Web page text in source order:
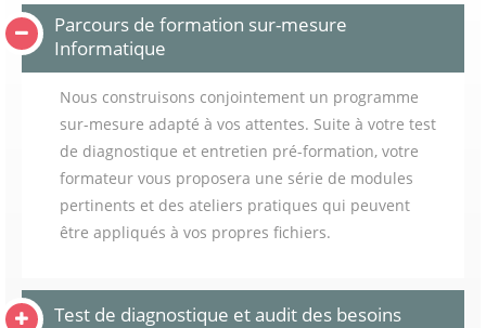
Parcours de formation sur-mesure
Informatique
Nous construisons conjointement un programme
sur-mesure adapté à vos attentes. Suite à votre test
de diagnostique et entretien pré-formation, votre
formateur vous proposera une série de modules
pertinents et des ateliers pratiques qui peuvent
être appliqués à vos propres fichiers.
Test de diagnostique et audit des besoins